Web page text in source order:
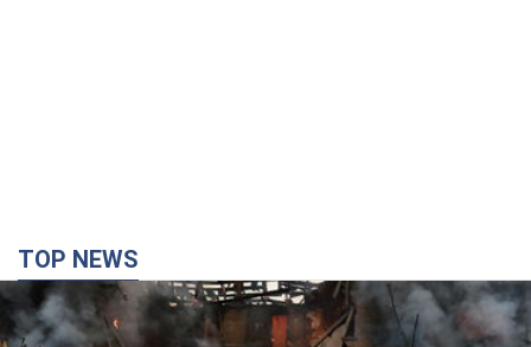
TOP NEWS